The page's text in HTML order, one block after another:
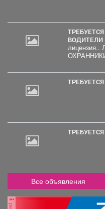
ТРЕБУЕТСЯ - ОХРАННИКИ, ОХРАННИКИ-
ВОДИТЕЛИ
Все объявления